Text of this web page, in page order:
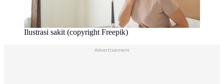
Ilustrasi sakit (copyright Freepik)
Advertisement